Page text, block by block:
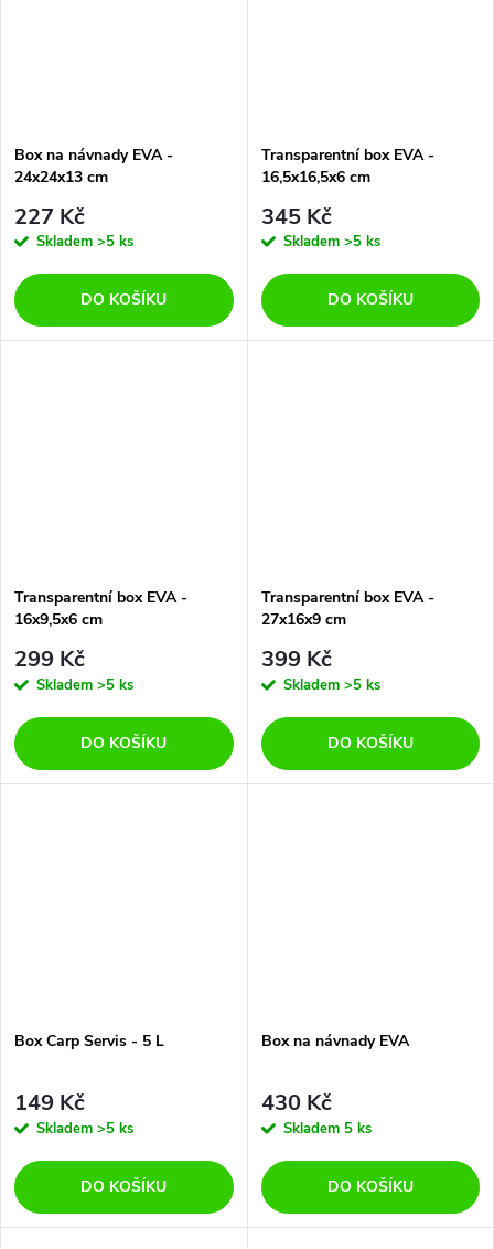
Box na návnady EVA -
24x24x13 cm
227 Kč
Skladem >5 ks
DO KOŠÍKU
Transparentní box EVA -
16,5x16,5x6 cm
345 Kč
Skladem >5 ks
DO KOŠÍKU
Transparentní box EVA -
16x9,5x6 cm
299 Kč
Skladem >5 ks
DO KOŠÍKU
Transparentní box EVA -
27x16x9 cm
399 Kč
Skladem >5 ks
DO KOŠÍKU
Box Carp Servis - 5 L
149 Kč
Skladem >5 ks
DO KOŠÍKU
Box na návnady EVA
430 Kč
Skladem 5 ks
DO KOŠÍKU